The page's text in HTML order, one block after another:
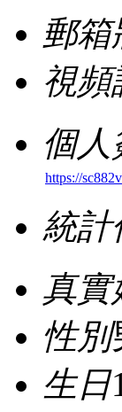
郵箱
視頻
個人
https://
統計
真實
性別
生日